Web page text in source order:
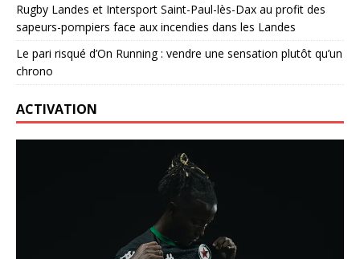
Rugby Landes et Intersport Saint-Paul-lès-Dax au profit des
sapeurs-pompiers face aux incendies dans les Landes
Le pari risqué d’On Running : vendre une sensation plutôt qu’un
chrono
ACTIVATION